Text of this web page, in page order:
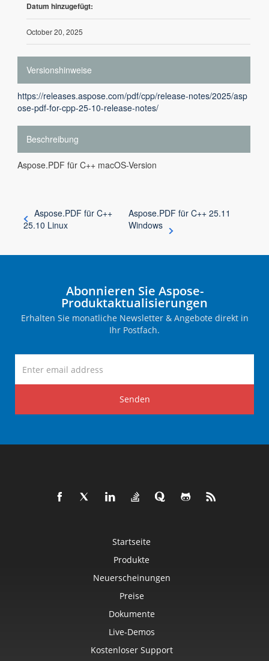
Datum hinzugefügt:
October 20, 2025
Versionshinweise
https://releases.aspose.com/pdf/cpp/release-notes/2025/asp
ose-pdf-for-cpp-25-10-release-notes/
Beschreibung
Aspose.PDF für C++ macOS-Version
Aspose.PDF für C++
25.10 Linux
Aspose.PDF für C++ 25.11
Windows
Abonnieren Sie Aspose-
Produktaktualisierungen
Erhalten Sie monatliche Newsletter & Angebote direkt in
Ihr Postfach.
Senden
Startseite
Produkte
Neuerscheinungen
Preise
Dokumente
Live-Demos
Kostenloser Support